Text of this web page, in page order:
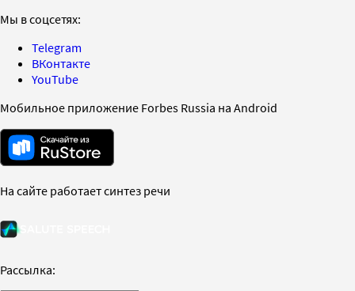
Мы в соцсетях:
Telegram
ВКонтакте
YouTube
Мобильное приложение Forbes Russia на Android
На сайте работает синтез речи
Рассылка: